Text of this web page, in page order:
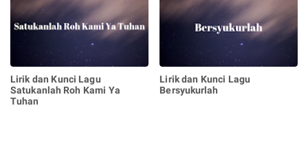
Lirik dan Kunci Lagu
Satukanlah Roh Kami Ya
Tuhan
Lirik dan Kunci Lagu
Bersyukurlah